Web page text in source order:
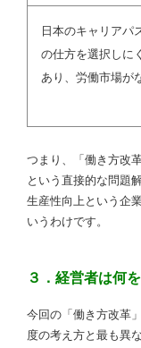
日本のキャリアパ
の仕方を選択しに
あり、労働市場が
つまり、「働き方改
という直接的な問題
生産性向上という企
いうわけです。
３．経営者は何
今回の「働き方改革
度の考え方と最も異